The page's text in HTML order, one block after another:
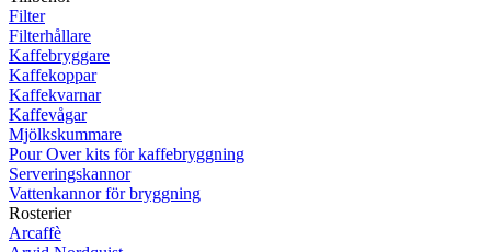
Filter
Filterhållare
Kaffebryggare
Kaffekoppar
Kaffekvarnar
Kaffevågar
Mjölkskummare
Pour Over kits för kaffebryggning
Serveringskannor
Vattenkannor för bryggning
Rosterier
Arcaffè